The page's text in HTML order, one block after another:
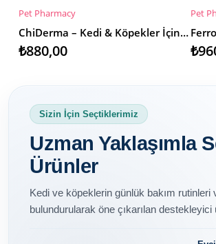
SEPETE EKLE
Pet Pharmacy
ChiDerma – Kedi & Köpekler İçin Doğal Yara Bakım Jeli
₺880,00
Pet
Sizin İçin Seçtiklerimiz
Uzman Yaklaşımla
Ürünler
Kedi ve köpeklerin günlük bakım rutinleri
bulundurularak öne çıkarılan